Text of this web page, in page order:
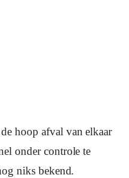
onder controle te
niks bekend.